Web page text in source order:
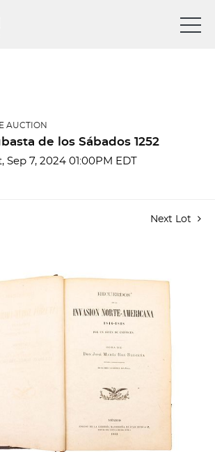
AUCTION
de los Sábados 1252
Sep 7, 2024 01:00PM EDT
Next Lot